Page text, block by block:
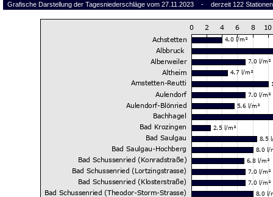
Grafische Darstellung der Tagesniederschläge vom 27.11.2023 - derzeit 122 Stationen